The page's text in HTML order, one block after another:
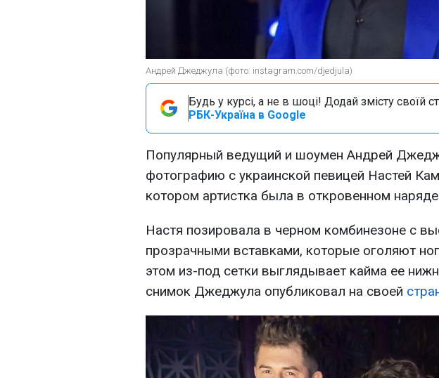
Андрей Джеджула (фото: instagram.com/djedjula)
Будь у курсі, а не в шоці! Додай змісту своїй
РБК-Україна в Google
Популярный ведущий и шоумен Андрей
фотографию с украинской певицей Настей
котором артистка была в откровенном
Настя позировала в черном комбинезоне с
прозрачными вставками, которые оголяют
этом из-под сетки выглядывает кайма ее
снимок Джеджула опубликовал на своей